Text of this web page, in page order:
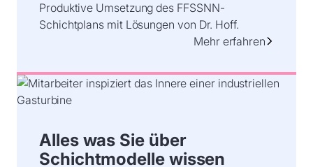
Produktive Umsetzung des FFSSNN-
Schichtplans mit Lösungen von Dr. Hoff.
Mehr erfahren
Alles was Sie über
Schichtmodelle wissen